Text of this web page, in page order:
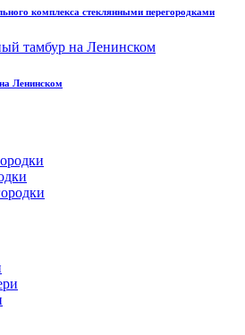
комплекса стеклянными перегородками
Ленинском